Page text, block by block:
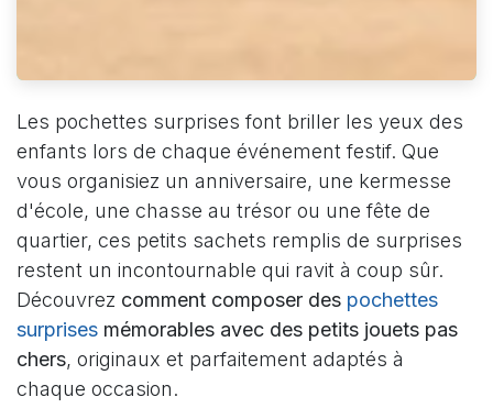
Les pochettes surprises font briller les yeux des
enfants lors de chaque événement festif. Que
vous organisiez un anniversaire, une kermesse
d'école, une chasse au trésor ou une fête de
quartier, ces petits sachets remplis de surprises
restent un incontournable qui ravit à coup sûr.
Découvrez comment composer des pochettes
surprises mémorables avec des petits jouets pas
chers, originaux et parfaitement adaptés à
chaque occasion.